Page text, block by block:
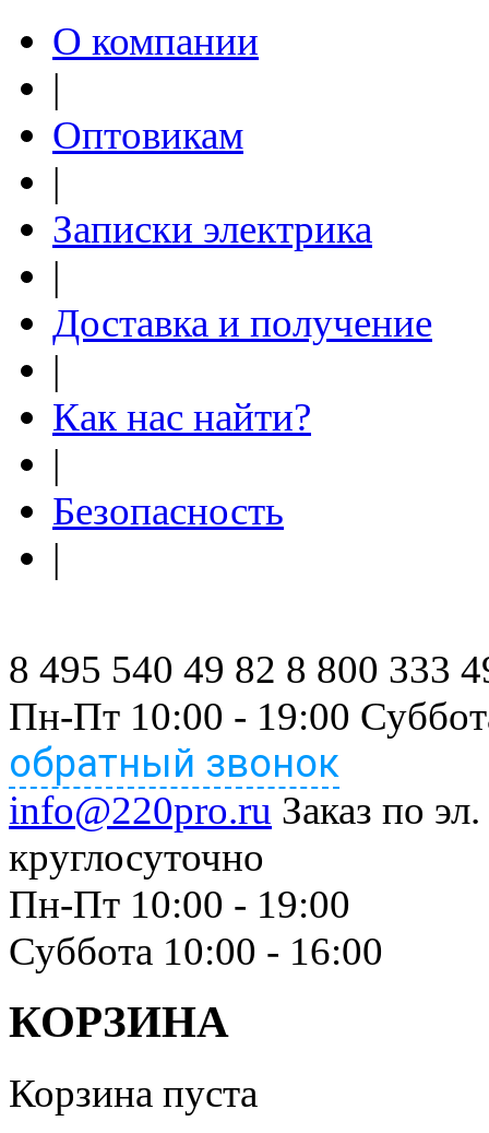
О компании
|
Оптовикам
|
Записки электрика
|
Доставка и получение
|
Как нас найти?
|
Безопасность
|
8 495 540 49 82 8 800 333
Пн-Пт 10:00 - 19:00
обратный звонок
info@220pro.ru Заказ по
круглосуточно
Пн-Пт 10:00 - 19:00
Суббота 10:00 - 16:00
КОРЗИНА
Корзина пуста